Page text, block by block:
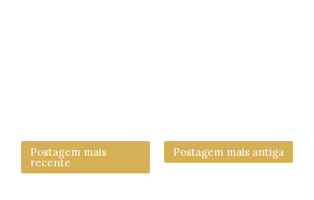
Postagem mais
recente
Postagem mais antiga